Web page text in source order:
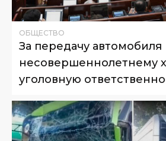
ОБЩЕСТВО
За передачу автомобиля
несовершеннолетнему
уголовную